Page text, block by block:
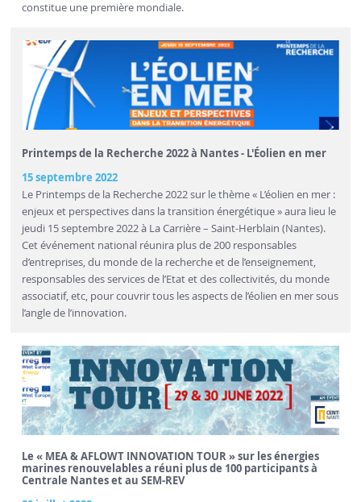
constitue une première mondiale.
Printemps de la Recherche 2022 à Nantes - L'Éolien en mer
15 septembre 2022
Le Printemps de la Recherche 2022 sur le thème « L’éolien en mer :
enjeux et perspectives dans la transition énergétique » aura lieu le
jeudi 15 septembre 2022 à La Carrière – Saint-Herblain (Nantes).
Cet événement national réunira plus de 200 responsables
d’entreprises, du monde de la recherche et de l’enseignement,
responsables des services de l’Etat et des collectivités, du monde
associatif, etc, pour couvrir tous les aspects de l’éolien en mer sous
l’angle de l’innovation.
Le « MEA & AFLOWT INNOVATION TOUR » sur les énergies
marines renouvelables a réuni plus de 100 participants à
Centrale Nantes et au SEM-REV